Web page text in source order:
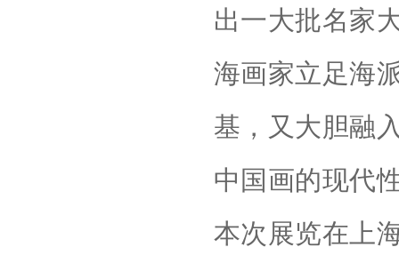
出一大批名家
海画家立足海
基，又大胆融
中国画的现代
本次展览在上